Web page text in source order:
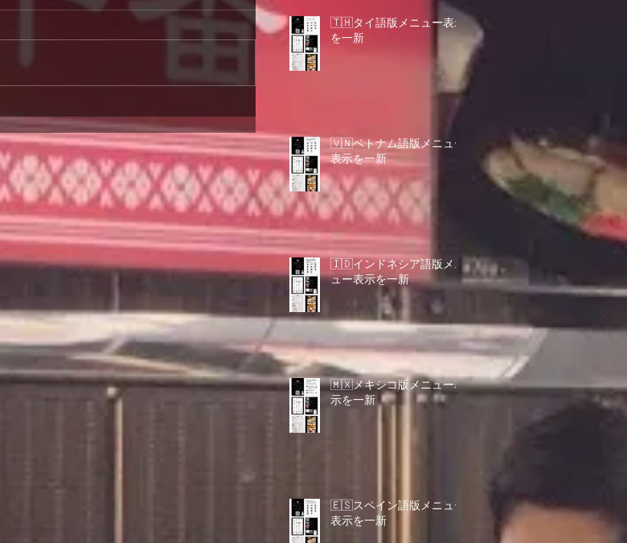
🇹🇭タイ語版メニュー表示
を一新
🇻🇳ベトナム語版メニュー
表示を一新
🇮🇩インドネシア語版メニ
ュー表示を一新
🇲🇽メキシコ版メニュー表
示を一新
🇪🇸スペイン語版メニュー
表示を一新